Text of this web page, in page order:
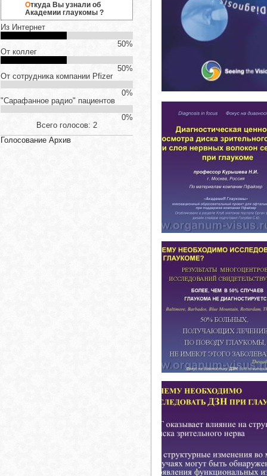
Откуда Вы узнали об
Академии глаукомы ?
Из Интернет
50%
От коллег
50%
От сотрудника компании Pfizer
0%
"Сарафанное радио" пациентов
0%
Всего голосов: 2
Голосование Архив